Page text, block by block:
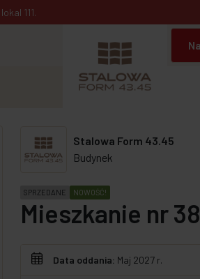
111.
Stalowa Form 43.45
Budynek
SPRZEDANE NOWOŚĆ!
Mieszkanie nr 38
Data oddania: Maj 2027 r.